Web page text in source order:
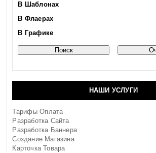
В Шаблонах
В Флаерах
В Графике
НАШИ УСЛУГИ
Тарифы Оплата
Разработка Сайта
Разработка Баннера
Создание Магазина
Карточка Товара